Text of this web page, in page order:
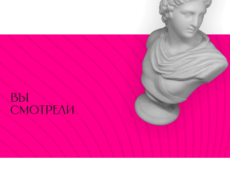
вы
смотрели